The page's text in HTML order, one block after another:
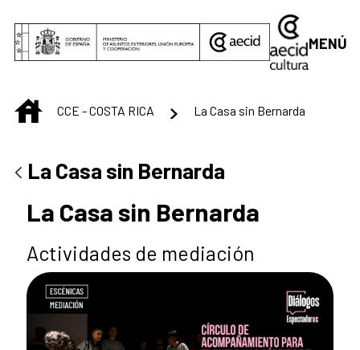
MENÚ
INICIO
CCE - COSTA RICA La Casa sin Bernarda
La Casa sin Bernarda
La Casa sin Bernarda
Actividades de mediación